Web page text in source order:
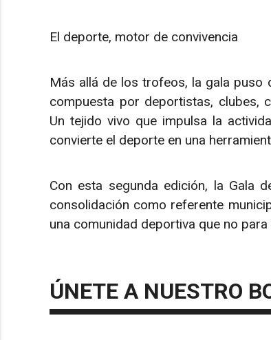
El deporte, motor de convivencia
Más allá de los trofeos, la gala puso
compuesta por deportistas, clubes,
Un tejido vivo que impulsa la
convierte el deporte en una
Con esta segunda edición, la Gala
consolidación como referente
una comunidad deportiva que no para
ÚNETE A NUESTRO